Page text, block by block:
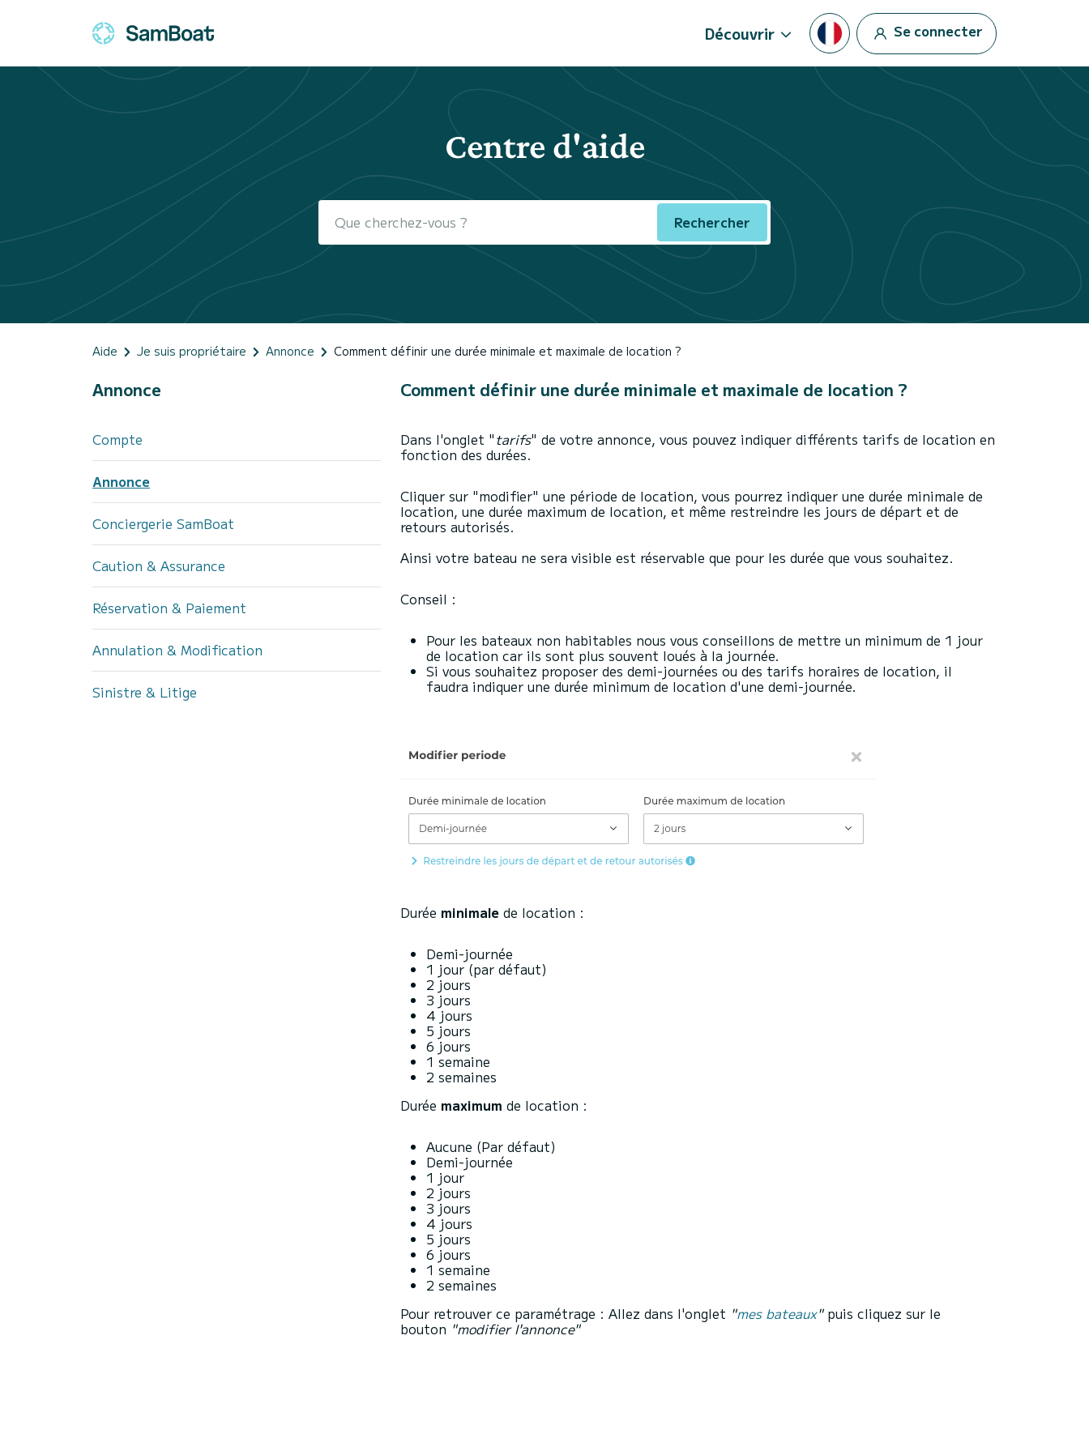
Découvrir Se connecter
Centre d'aide
Rechercher
Aide Je suis propriétaire Annonce Comment définir une durée minimale et maximale de location ?
Annonce
Compte
Annonce
Conciergerie SamBoat
Caution & Assurance
Réservation & Paiement
Annulation & Modification
Sinistre & Litige
Comment définir une durée minimale et maximale de location ?
Dans l'onglet "tarifs" de votre annonce, vous pouvez indiquer différents tarifs de location en
fonction des durées.
Cliquer sur "modifier" une période de location, vous pourrez indiquer une durée minimale de
location, une durée maximum de location, et même restreindre les jours de départ et de
retours autorisés.
Ainsi votre bateau ne sera visible est réservable que pour les durée que vous souhaitez.
Conseil :
Pour les bateaux non habitables nous vous conseillons de mettre un minimum de 1 jour
de location car ils sont plus souvent loués à la journée.
Si vous souhaitez proposer des demi-journées ou des tarifs horaires de location, il
faudra indiquer une durée minimum de location d'une demi-journée.
Durée minimale de location :
Demi-journée
1 jour (par défaut)
2 jours
3 jours
4 jours
5 jours
6 jours
1 semaine
2 semaines
Durée maximum de location :
Aucune (Par défaut)
Demi-journée
1 jour
2 jours
3 jours
4 jours
5 jours
6 jours
1 semaine
2 semaines
Pour retrouver ce paramétrage : Allez dans l'onglet "mes bateaux" puis cliquez sur le
bouton "modifier l'annonce"